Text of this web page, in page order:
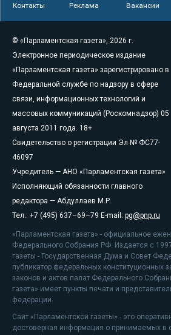
Контакты Реклама Вакансии
© «Парламентская газета», 2026 г.
Электронное периодическое издание
«Парламентская газета» зарегистрировано в
Федеральной службе по надзору в сфере
связи, информационных технологий и
массовых коммуникаций (Роскомнадзор) 05
августа 2011 года. 18+
Свидетельство о регистрации Эл № ФС77-
46097
Учредитель — АНО «Парламентская газета»
Исполняющий обязанности главного
редактора — Абдуллаев М.Р.
Тел.: +7 (495) 637–69–79 E-mail: pg@pnp.ru
«Парламентская газета» - официальное
Федерального Собрания РФ. Издается с
газеты - Государственная Дума и Совет
публикатор федеральных конституционных
законов и актов палат Федерального
газета» имеет пункты печати и
федерации.
Сайт «Парламентской газеты» - это
достоверная информация о принимаемых в